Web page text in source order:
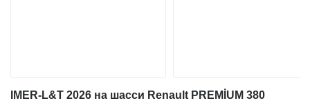
IMER-L&T 2026 на шасси Renault PREMİUM 380